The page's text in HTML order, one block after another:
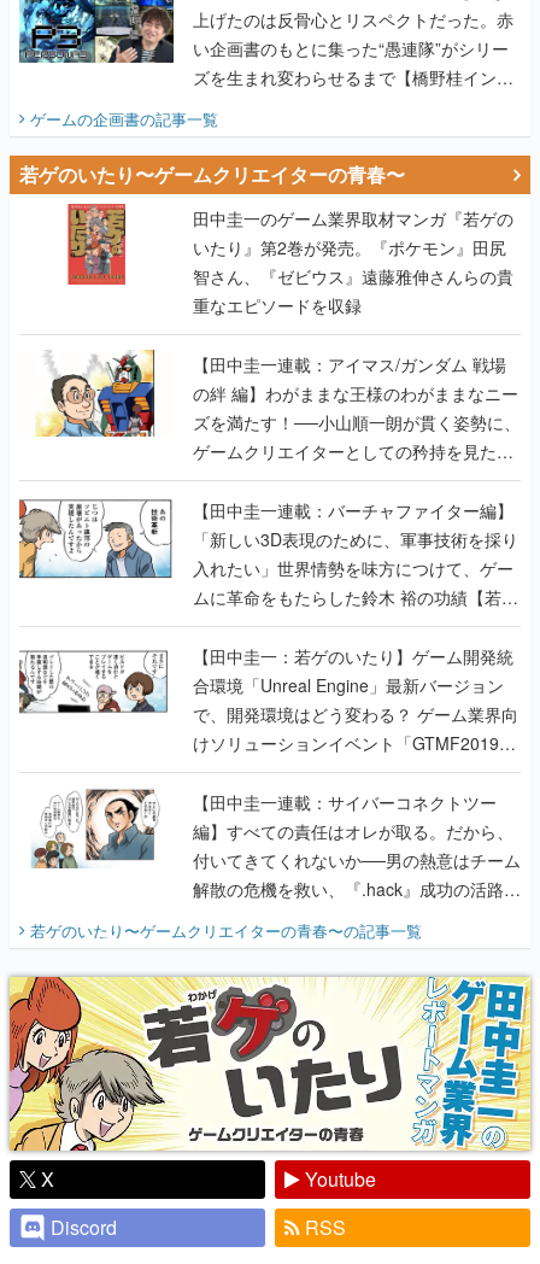
ビュー】
ゲームの企画書の記事一覧
若ゲのいたり〜ゲームクリエイターの青春〜
田中圭一のゲーム業界取材マンガ『若ゲの
いたり』第2巻が発売。『ポケモン』田尻
智さん、『ゼビウス』遠藤雅伸さんらの貴
重なエピソードを収録
【田中圭一連載：アイマス/ガンダム 戦場
の絆 編】わがままな王様のわがままなニー
ズを満たす！──小山順一朗が貫く姿勢に、
ゲームクリエイターとしての矜持を見た
【若ゲのいたり最終回】
【田中圭一連載：バーチャファイター編】
「新しい3D表現のために、軍事技術を採り
入れたい」世界情勢を味方につけて、ゲー
ムに革命をもたらした鈴木 裕の功績【若ゲ
のいたり】
【田中圭一：若ゲのいたり】ゲーム開発統
合環境「Unreal Engine」最新バージョン
で、開発環境はどう変わる？ ゲーム業界向
けソリューションイベント「GTMF2019」
に行って、より理解を深めよう【PR】
【田中圭一連載：サイバーコネクトツー
編】すべての責任はオレが取る。だから、
付いてきてくれないか──男の熱意はチーム
解散の危機を救い、『.hack』成功の活路を
開く。業界の快男児・松山 洋に流れる血は
『少年ジャンプ』色だった【若ゲのいた
り】
若ゲのいたり〜ゲームクリエイターの青春〜の記事一覧
X
Youtube
Discord
RSS
ピックアップ